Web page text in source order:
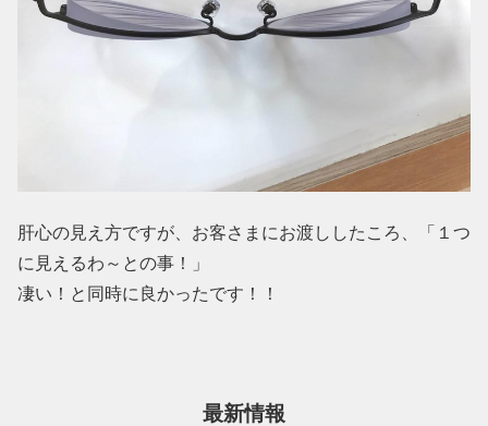
肝心の見え方ですが、お客さまにお渡ししたころ、「１つ
に見えるわ～との事！」
凄い！と同時に良かったです！！
最新情報